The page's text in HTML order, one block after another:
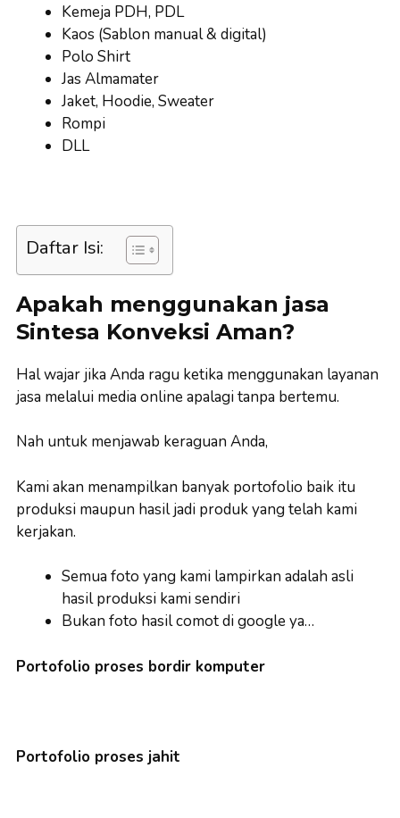
Kemeja PDH, PDL
Kaos (Sablon manual & digital)
Polo Shirt
Jas Almamater
Jaket, Hoodie, Sweater
Rompi
DLL
Daftar Isi:
Apakah menggunakan jasa
Sintesa Konveksi Aman?
Hal wajar jika Anda ragu ketika menggunakan layanan
jasa melalui media online apalagi tanpa bertemu.
Nah untuk menjawab keraguan Anda,
Kami akan menampilkan banyak portofolio baik itu
produksi maupun hasil jadi produk yang telah kami
kerjakan.
Semua foto yang kami lampirkan adalah asli
hasil produksi kami sendiri
Bukan foto hasil comot di google ya…
Portofolio proses bordir komputer
Portofolio proses jahit